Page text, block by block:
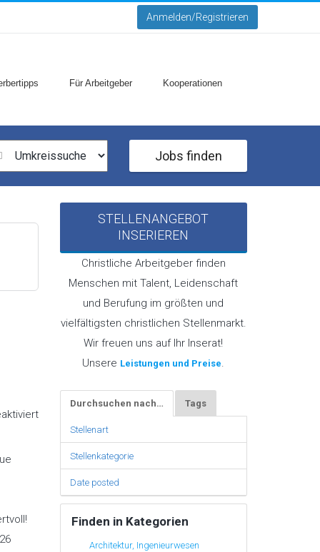
Anmelden/Registrieren
Für Arbeitgeber Kooperationen
Jobs finden
für
„Stellenangebote
Woche“
KW31/26
STELLENANGEBOT
INSERIEREN
Christliche Arbeitgeber finden
Menschen mit Talent, Leidenschaft
und Berufung im größten und
vielfältigsten christlichen Stellenmarkt.
Wir freuen uns auf Ihr Inserat!
Unsere Leistungen und Preise.
Durchsuchen nach… Tags
Stellenart
Stellenkategorie
Date posted
Finden in Kategorien
Architektur, Ingenieurwesen